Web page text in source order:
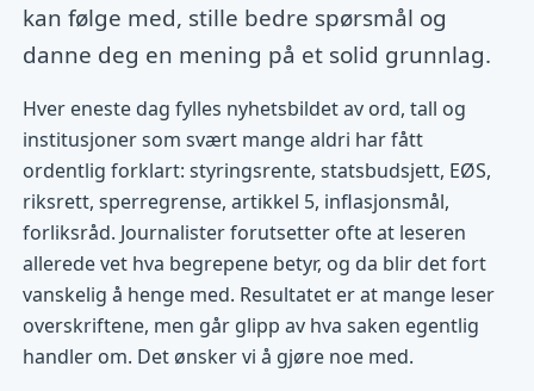
kan følge med, stille bedre spørsmål og
danne deg en mening på et solid grunnlag.
Hver eneste dag fylles nyhetsbildet av ord, tall og
institusjoner som svært mange aldri har fått
ordentlig forklart: styringsrente, statsbudsjett, EØS,
riksrett, sperregrense, artikkel 5, inflasjonsmål,
forliksråd. Journalister forutsetter ofte at leseren
allerede vet hva begrepene betyr, og da blir det fort
vanskelig å henge med. Resultatet er at mange leser
overskriftene, men går glipp av hva saken egentlig
handler om. Det ønsker vi å gjøre noe med.